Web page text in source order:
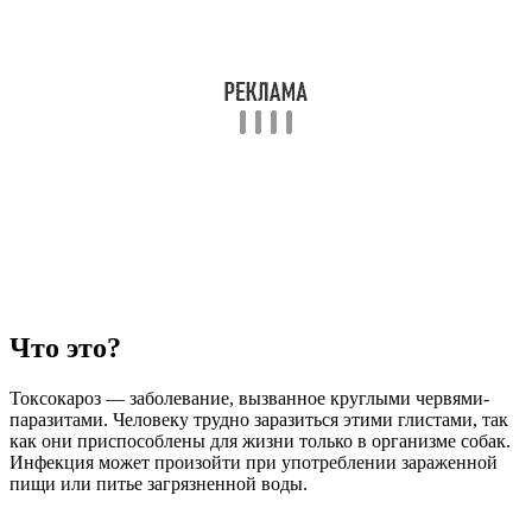
Что это?
Токсокароз — заболевание, вызванное круглыми червями-
паразитами. Человеку трудно заразиться этими глистами, так
как они приспособлены для жизни только в организме собак.
Инфекция может произойти при употреблении зараженной
пищи или питье загрязненной воды.